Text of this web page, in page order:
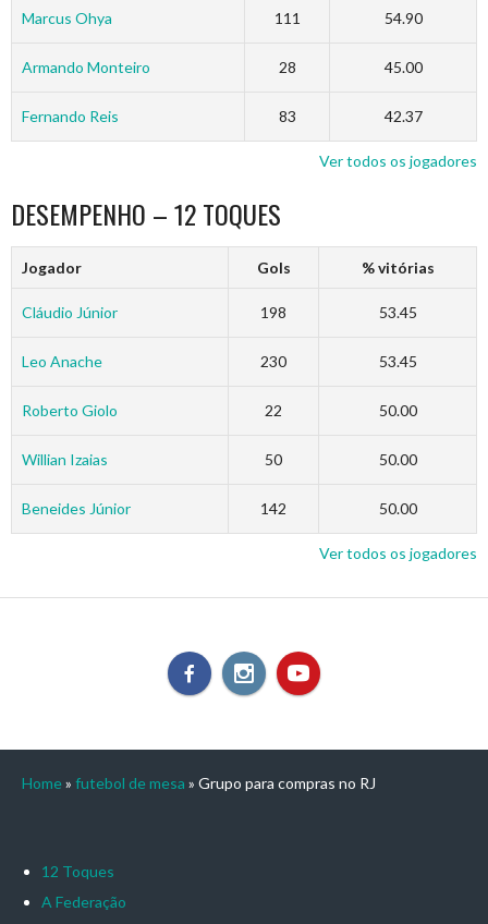
Marcus Ohya 111 54.90
Armando Monteiro 28 45.00
Fernando Reis 83 42.37
Ver todos os jogadores
DESEMPENHO – 12 TOQUES
Jogador Gols % vitórias
Cláudio Júnior 198 53.45
Leo Anache 230 53.45
Roberto Giolo 22 50.00
Willian Izaias 50 50.00
Beneides Júnior 142 50.00
Ver todos os jogadores
Home » futebol de mesa » Grupo para compras no RJ
12 Toques
A Federação